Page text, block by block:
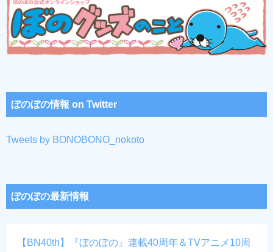
ぼのぼの情報 on Twitter
Tweets by BONOBONO_nokoto
ぼのぼの最新情報
【BN40th】『ぼのぼの』連載40周年＆TVアニメ10周